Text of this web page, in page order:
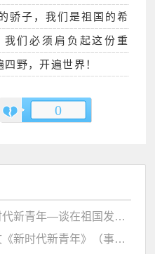
骄子，我们是祖国的希
们必须肩负起这份重
野，开遍世界！
0
2018北京卷满分作文《新时代新青年—谈在祖国发展中成长 》
2018年北京卷高考满分作文《新时代新青年》（事例典型）